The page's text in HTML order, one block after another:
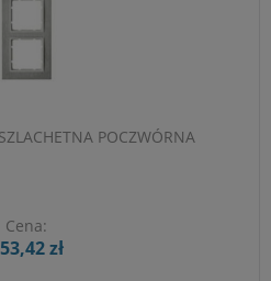
POCZWÓRNA
Cena:
zł